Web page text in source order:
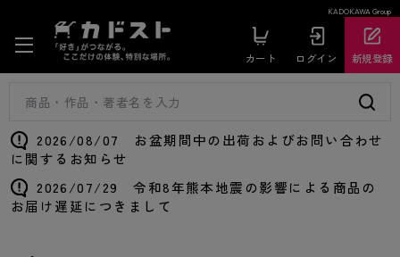
KADOKAWA Group
カート ログイン 新規登録
2026/08/07 お盆期間中の出荷およびお問い合わせ
に関するお知らせ
2026/07/29 令和8年熊本地震の影響による商品の
お届け遅延につきまして